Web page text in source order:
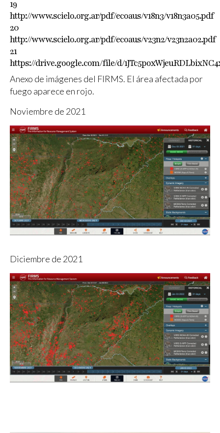
19
http://www.scielo.org.ar/pdf/ecoaus/v18n3/v18n3a05.pdf
20
http://www.scielo.org.ar/pdf/ecoaus/v23n2/v23n2a02.pdf
21
https://drive.google.com/file/d/
Anexo de imágenes del FIRMS. El área afectada por
fuego aparece en rojo.
Noviembre de 2021
Diciembre de 2021